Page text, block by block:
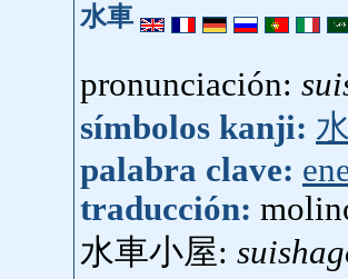
水車
pronunciación:
símbolos kanji:
palabra clave:
traducción:
水車小屋: